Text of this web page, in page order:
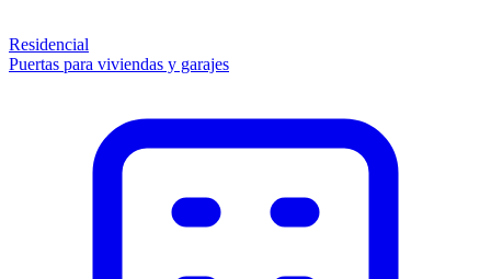
Residencial
Puertas para viviendas y garajes